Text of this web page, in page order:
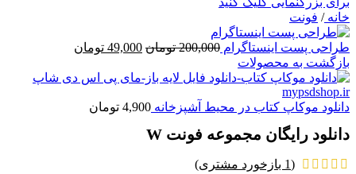
خانه/ فونت
طراحی پست اینستاگرام 200,000 تومان قیمت
200,000 تومان
49,000 تومان
49,000 تومان
بازگشت به محصولات
دانلود موکاپ کتاب در محیط آشپزخانه 4,900 تومان
دانلود رایگان مجموعه فونت W
(
1 بازخورد مشتری)